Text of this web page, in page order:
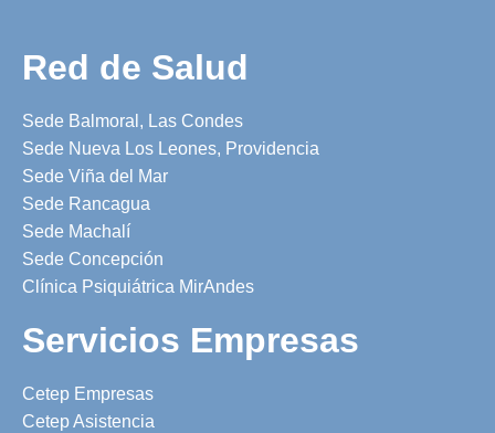
Red de Salud
Sede Balmoral, Las Condes
Sede Nueva Los Leones, Providencia
Sede Viña del Mar
Sede Rancagua
Sede Machalí
Sede Concepción
Clínica Psiquiátrica MirAndes
Servicios Empresas
Cetep Empresas
Cetep Asistencia